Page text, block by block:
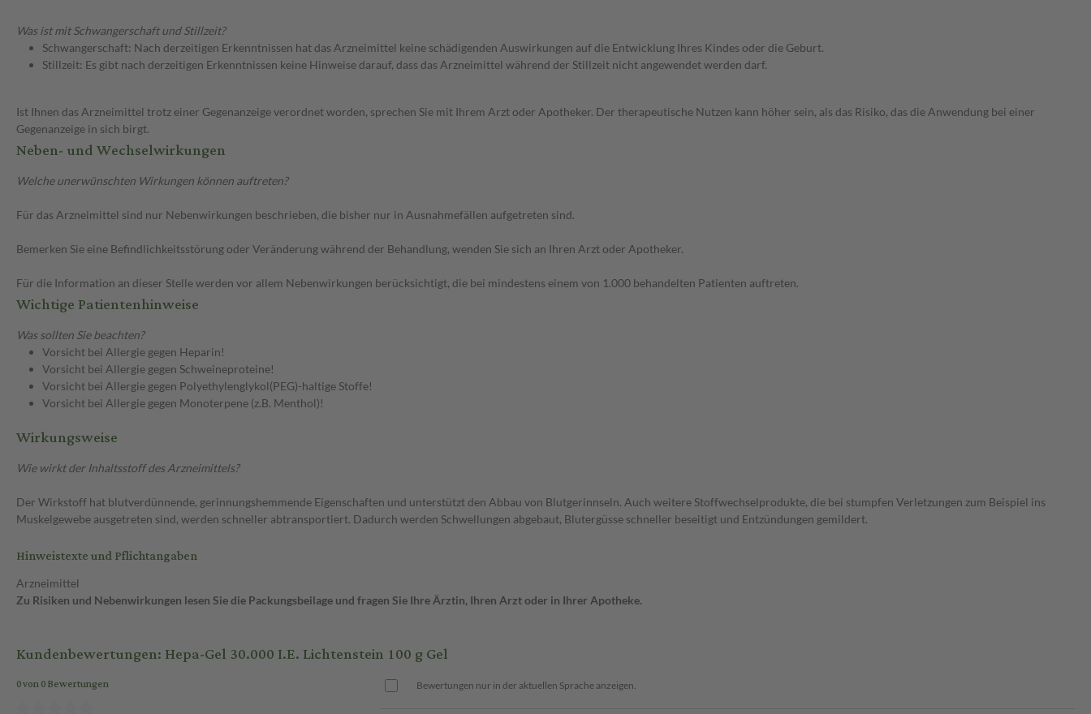
Was ist mit Schwangerschaft und Stillzeit?
Schwangerschaft: Nach derzeitigen Erkenntnissen hat das Arzneimittel keine schädigenden Auswirkungen auf die Entwicklung Ihres Kindes oder die Geburt.
Stillzeit: Es gibt nach derzeitigen Erkenntnissen keine Hinweise darauf, dass das Arzneimittel während der Stillzeit nicht angewendet werden darf.
Ist Ihnen das Arzneimittel trotz einer Gegenanzeige verordnet worden, sprechen Sie mit Ihrem Arzt oder Apotheker. Der therapeutische Nutzen kann höher sein, als das Risiko, das die Anwendung bei einer
Gegenanzeige in sich birgt.
Neben- und Wechselwirkungen
Welche unerwünschten Wirkungen können auftreten?
Für das Arzneimittel sind nur Nebenwirkungen beschrieben, die bisher nur in Ausnahmefällen aufgetreten sind.
Bemerken Sie eine Befindlichkeitsstörung oder Veränderung während der Behandlung, wenden Sie sich an Ihren Arzt oder Apotheker.
Für die Information an dieser Stelle werden vor allem Nebenwirkungen berücksichtigt, die bei mindestens einem von 1.000 behandelten Patienten auftreten.
Wichtige Patientenhinweise
Was sollten Sie beachten?
Vorsicht bei Allergie gegen Heparin!
Vorsicht bei Allergie gegen Schweineproteine!
Vorsicht bei Allergie gegen Polyethylenglykol(PEG)-haltige Stoffe!
Vorsicht bei Allergie gegen Monoterpene (z.B. Menthol)!
Wirkungsweise
Wie wirkt der Inhaltsstoff des Arzneimittels?
Der Wirkstoff hat blutverdünnende, gerinnungshemmende Eigenschaften und unterstützt den Abbau von Blutgerinnseln. Auch weitere Stoffwechselprodukte, die bei stumpfen Verletzungen zum Beispiel ins
Muskelgewebe ausgetreten sind, werden schneller abtransportiert. Dadurch werden Schwellungen abgebaut, Blutergüsse schneller beseitigt und Entzündungen gemildert.
Hinweistexte und Pflichtangaben
Arzneimittel
Zu Risiken und Nebenwirkungen lesen Sie die Packungsbeilage und fragen Sie Ihre Ärztin, Ihren Arzt oder in Ihrer Apotheke.
Kundenbewertungen: Hepa-Gel 30.000 I.E. Lichtenstein 100 g Gel
0 von 0 Bewertungen Bewertungen nur in der aktuellen Sprache anzeigen.